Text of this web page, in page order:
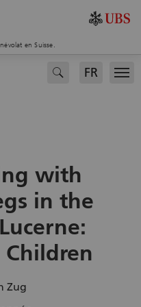
en Suisse.
search FR
with
in the
Zug